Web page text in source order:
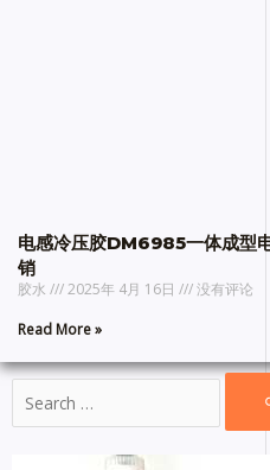
电感冷压胶DM6985一体成型
销
胶水 2025年 4月 16日
没有评论
Read More »